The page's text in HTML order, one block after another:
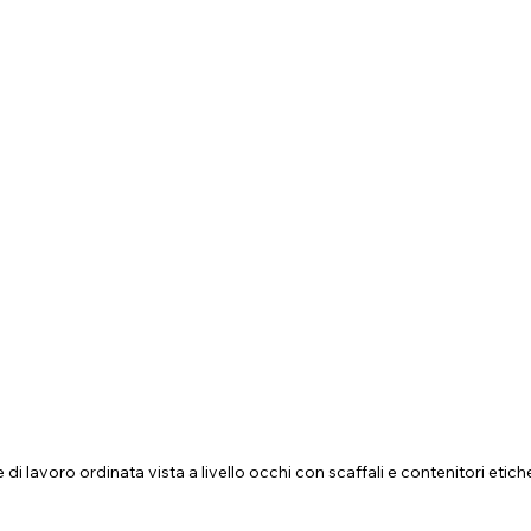
di lavoro ordinata vista a livello occhi con scaffali e contenitori